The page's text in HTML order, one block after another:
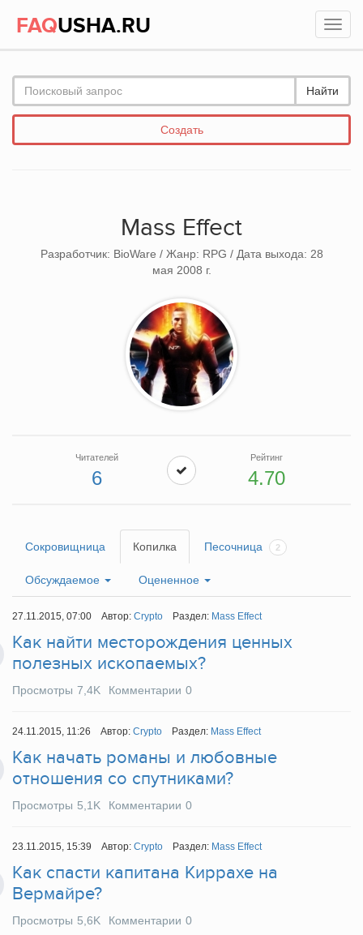
FAQUSHA.RU
Найти
Создать
Mass Effect
Разработчик: BioWare / Жанр: RPG / Дата выхода: 28
мая 2008 г.
Читателей
6
Рейтинг
4.70
Сокровищница Копилка Песочница 2
Обсуждаемое Оцененное
27.11.2015, 07:00 Автор: Crypto Раздел: Mass Effect
Как найти месторождения ценных
полезных ископаемых?
Просмотры 7,4K Комментарии 0
24.11.2015, 11:26 Автор: Crypto Раздел: Mass Effect
Как начать романы и любовные
отношения со спутниками?
Просмотры 5,1K Комментарии 0
23.11.2015, 15:39 Автор: Crypto Раздел: Mass Effect
Как спасти капитана Киррахе на
Вермайре?
Просмотры 5,6K Комментарии 0